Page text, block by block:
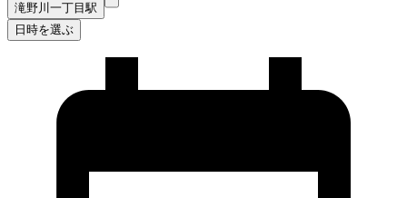
滝野川一丁目駅
日時を選ぶ